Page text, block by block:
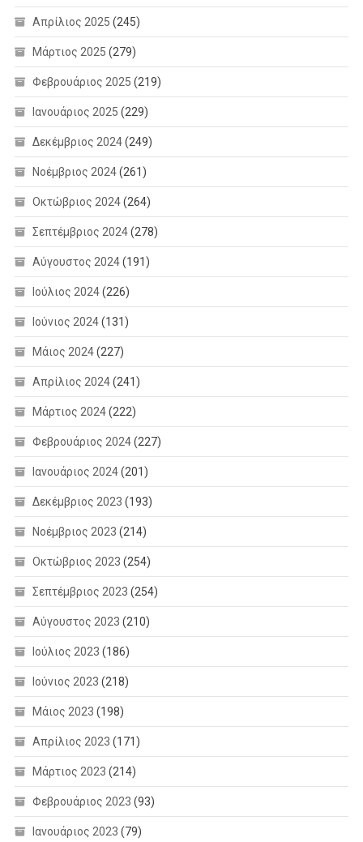
Απρίλιος 2025 (245)
Μάρτιος 2025 (279)
Φεβρουάριος 2025 (219)
Ιανουάριος 2025 (229)
Δεκέμβριος 2024(249)
Νοέμβριος 2024(261)
Οκτώβριος 2024(264)
Σεπτέμβριος 2024(278)
Αύγουστος 2024(191)
Ιούλιος 2024(226)
Ιούνιος 2024(131)
Μάιος 2024(227)
Απρίλιος 2024(241)
Μάρτιος 2024(222)
Φεβρουάριος 2024(227)
Ιανουάριος 2024(201)
Δεκέμβριος 2023 (193)
Νοέμβριος 2023 (214)
Οκτώβριος 2023 (254)
Σεπτέμβριος 2023 (254)
Αύγουστος 2023 (210)
Ιούλιος 2023 (186)
Ιούνιος 2023 (218)
Μάιος 2023 (198)
Απρίλιος 2023 (171)
Μάρτιος 2023 (214)
Φεβρουάριος 2023 (93)
Ιανουάριος 2023 (79)